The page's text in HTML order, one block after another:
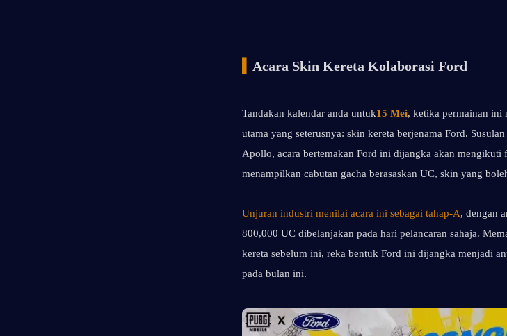
Acara Skin Kereta Kolaborasi Ford
Tandakan kalendar anda untuk15 Mei, ketika permainan ini
utama yang seterusnya: skin kereta berjenama Ford.
Apollo, acara bertemakan Ford ini dijangka akan mengikuti
menampilkan cabutan gacha berasaskan UC, skin yang
Unjuran industri menilai acara ini sebagai tahap-A, dengan
800,000 UC dibelanjakan pada hari pelancaran sahaja.
kereta sebelum ini, reka bentuk Ford ini dijangka menjadi
pada bulan ini.